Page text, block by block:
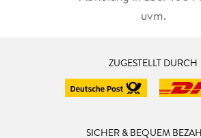
uvm.
ZUGESTELLT DURCH
SICHER & BEQUEM